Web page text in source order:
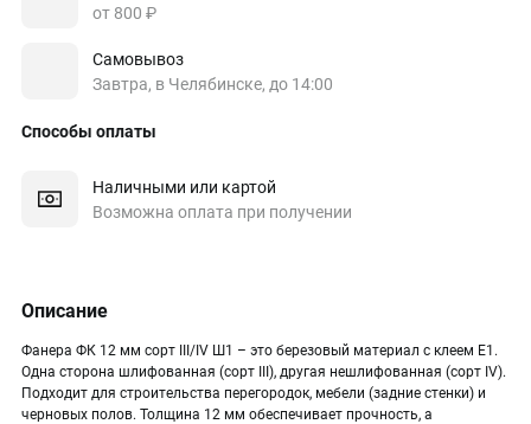
от 800 ₽
Самовывоз
Завтра, в Челябинске, до 14:00
Способы оплаты
Наличными или картой
Возможна оплата при получении
Описание
Фанера ФК 12 мм сорт III/IV Ш1 – это березовый материал с клеем Е1.
Одна сторона шлифованная (сорт III), другая нешлифованная (сорт IV).
Подходит для строительства перегородок, мебели (задние стенки) и
черновых полов. Толщина 12 мм обеспечивает прочность, а